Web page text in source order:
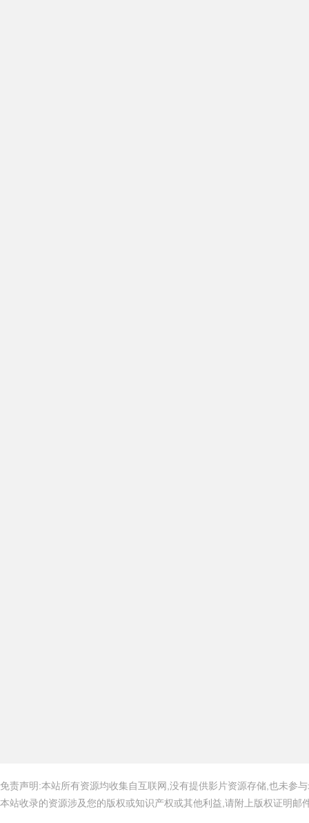
免责声明:本站所有资源均收集自互联网,没有提供影片资源存储,也未参
本站收录的资源涉及您的版权或知识产权或其他利益,请附上版权证明